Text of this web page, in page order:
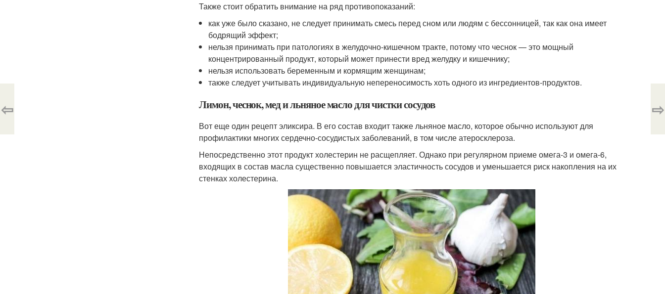
Также стоит обратить внимание на ряд противопоказаний:
как уже было сказано, не следует принимать смесь перед сном или людям с бессонницей, так как она имеет
бодрящий эффект;
нельзя принимать при патологиях в желудочно-кишечном тракте, потому что чеснок — это мощный
концентрированный продукт, который может принести вред желудку и кишечнику;
нельзя использовать беременным и кормящим женщинам;
также следует учитывать индивидуальную непереносимость хоть одного из ингредиентов-продуктов.
Лимон, чеснок, мед и льняное масло для чистки сосудов
Вот еще один рецепт эликсира. В его состав входит также льняное масло, которое обычно используют для
профилактики многих сердечно-сосудистых заболеваний, в том числе атеросклероза.
Непосредственно этот продукт холестерин не расщепляет. Однако при регулярном приеме омега-3 и омега-6,
входящих в состав масла существенно повышается эластичность сосудов и уменьшается риск накопления на их
стенках холестерина.
⇦ ⇨